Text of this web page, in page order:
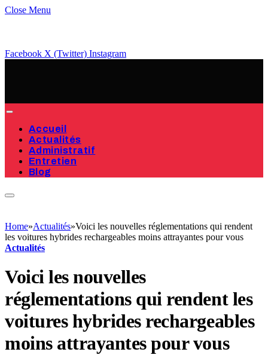
Close Menu
Facebook X (Twitter) Instagram
Accueil
Actualités
Administratif
Entretien
Blog
Home»Actualités»Voici les nouvelles réglementations qui rendent
les voitures hybrides rechargeables moins attrayantes pour vous
Actualités
Voici les nouvelles
réglementations qui rendent les
voitures hybrides rechargeables
moins attrayantes pour vous